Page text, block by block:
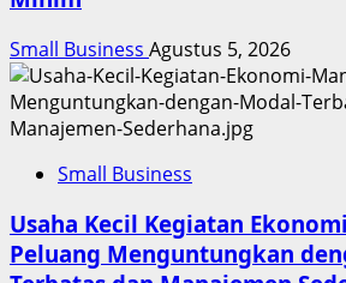
Small Business Agustus 5, 2026
Small Business
Usaha Kecil Kegiatan
Peluang Menguntungkan